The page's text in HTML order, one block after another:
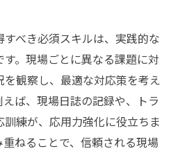
べき必須スキルは、実践的な
。現場ごとに異なる課題に対
観察し、最適な対応策を考え
ば、現場日誌の記録や、トラ
練が、応用力強化に役立ちま
ねることで、信頼される現場